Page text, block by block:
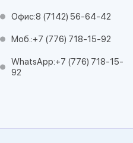
Офис:8 (7142) 56-64-42
Моб.:+7 (776) 718-15-92
WhatsApp:+7 (776) 718-15-
92